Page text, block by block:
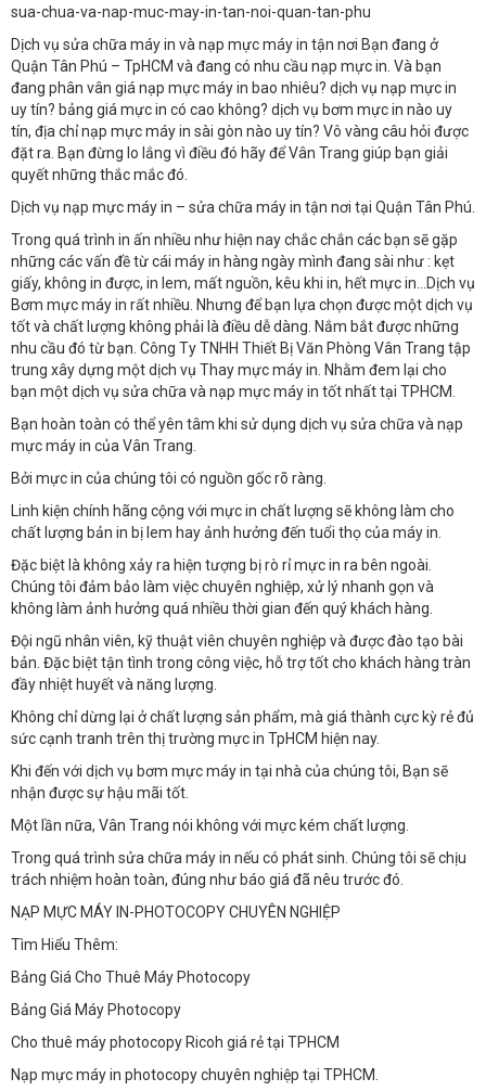
sua-chua-va-nap-muc-may-in-tan-noi-quan-tan-phu
Dịch vụ sửa chữa máy in và nạp mực máy in tận nơi Bạn đang ở
Quận Tân Phú – TpHCM và đang có nhu cầu nạp mực in. Và bạn
đang phân vân giá nạp mực máy in bao nhiêu? dịch vụ nạp mực in
uy tín? bảng giá mực in có cao không? dịch vụ bơm mực in nào uy
tín, địa chỉ nạp mực máy in sài gòn nào uy tín? Vô vàng câu hỏi được
đặt ra. Bạn đừng lo lắng vì điều đó hãy để Vân Trang giúp bạn giải
quyết những thắc mắc đó.
Dịch vụ nạp mực máy in – sửa chữa máy in tận nơi tại Quận Tân Phú.
Trong quá trình in ấn nhiều như hiện nay chắc chắn các bạn sẽ gặp
những các vấn đề từ cái máy in hàng ngày mình đang sài như : kẹt
giấy, không in được, in lem, mất nguồn, kêu khi in, hết mực in…Dịch vụ
Bơm mực máy in rất nhiều. Nhưng để bạn lựa chọn được một dịch vụ
tốt và chất lượng không phải là điều dễ dàng. Nắm bắt được những
nhu cầu đó từ bạn. Công Ty TNHH Thiết Bị Văn Phòng Vân Trang tập
trung xây dựng một dịch vụ Thay mực máy in. Nhằm đem lại cho
bạn một dịch vụ sửa chữa và nạp mực máy in tốt nhất tại TPHCM.
Bạn hoàn toàn có thể yên tâm khi sử dụng dịch vụ sửa chữa và nạp
mực máy in của Vân Trang.
Bởi mực in của chúng tôi có nguồn gốc rõ ràng.
Linh kiện chính hãng cộng với mực in chất lượng sẽ không làm cho
chất lượng bản in bị lem hay ảnh hưởng đến tuổi thọ của máy in.
Đặc biệt là không xảy ra hiện tượng bị rò rỉ mực in ra bên ngoài.
Chúng tôi đảm bảo làm việc chuyên nghiệp, xử lý nhanh gọn và
không làm ảnh hưởng quá nhiều thời gian đến quý khách hàng.
Đội ngũ nhân viên, kỹ thuật viên chuyên nghiệp và được đào tạo bài
bản. Đặc biệt tận tình trong công việc, hỗ trợ tốt cho khách hàng tràn
đầy nhiệt huyết và năng lượng.
Không chỉ dừng lại ở chất lượng sản phẩm, mà giá thành cực kỳ rẻ đủ
sức cạnh tranh trên thị trường mực in TpHCM hiện nay.
Khi đến với dịch vụ bơm mực máy in tại nhà của chúng tôi, Bạn sẽ
nhận được sự hậu mãi tốt.
Một lần nữa, Vân Trang nói không với mực kém chất lượng.
Trong quá trình sửa chữa máy in nếu có phát sinh. Chúng tôi sẽ chịu
trách nhiệm hoàn toàn, đúng như báo giá đã nêu trước đó.
NẠP MỰC MÁY IN-PHOTOCOPY CHUYÊN NGHIỆP
Tìm Hiểu Thêm:
Bảng Giá Cho Thuê Máy Photocopy
Bảng Giá Máy Photocopy
Cho thuê máy photocopy Ricoh giá rẻ tại TPHCM
Nạp mực máy in photocopy chuyên nghiệp tại TPHCM.